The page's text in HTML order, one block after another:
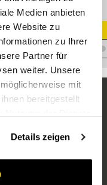
Medien anbieten
Website zu
zu Ihrer
Partner für
weiter. Unsere
mit
bereitgestellt
Details zeigen